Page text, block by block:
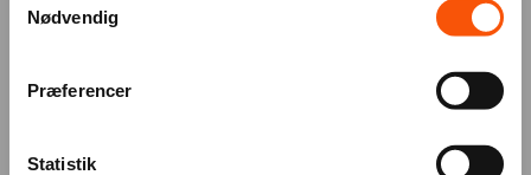
Nødvendig
Præferencer
Statistik